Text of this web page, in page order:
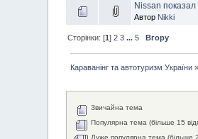
Nissan
Автор Nikki
Сторінки: [1]2 3 ...5 Вгору
Караванінг та автотуризм України »
Звичайна тема
Популярна тема (більше 15
Дуже популярна тема (більше